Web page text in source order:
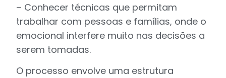
– Conhecer técnicas que permitam
trabalhar com pessoas e famílias, onde o
emocional interfere muito nas decisões a
serem tomadas.
O processo envolve uma estrutura